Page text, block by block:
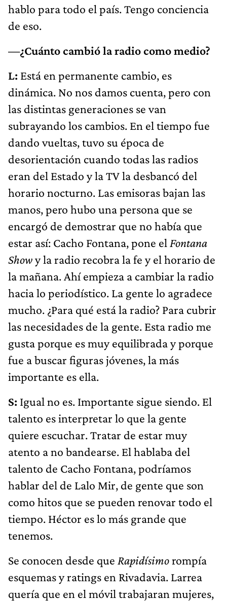
hablo para todo el país. Tengo conciencia
de eso.
—¿Cuánto cambió la radio como medio?
L: Está en permanente cambio, es
dinámica. No nos damos cuenta, pero con
las distintas generaciones se van
subrayando los cambios. En el tiempo fue
dando vueltas, tuvo su época de
desorientación cuando todas las radios
eran del Estado y la TV la desbancó del
horario nocturno. Las emisoras bajan las
manos, pero hubo una persona que se
encargó de demostrar que no había que
estar así: Cacho Fontana, pone el Fontana
Showy la radio recobra la fe y el horario de
la mañana. Ahí empieza a cambiar la radio
hacia lo periodístico. La gente lo agradece
mucho. ¿Para qué está la radio? Para cubrir
las necesidades de la gente. Esta radio me
gusta porque es muy equilibrada y porque
fue a buscar figuras jóvenes, la más
importante es ella.
S: Igual no es. Importante sigue siendo. El
talento es interpretar lo que la gente
quiere escuchar. Tratar de estar muy
atento a no bandearse. El hablaba del
talento de Cacho Fontana, podríamos
hablar del de Lalo Mir, de gente que son
como hitos que se pueden renovar todo el
tiempo. Héctor es lo más grande que
tenemos.
Se conocen desde que Rapidísimorompía
esquemas y ratings en Rivadavia. Larrea
quería que en el móvil trabajaran mujeres,